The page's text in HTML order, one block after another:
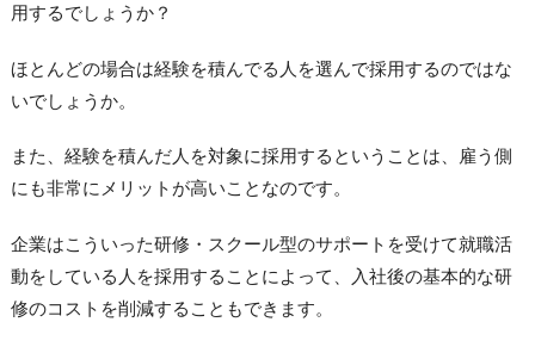
用するでしょうか？
ほとんどの場合は経験を積んでる人を選んで採用するのではな
いでしょうか。
また、経験を積んだ人を対象に採用するということは、雇う側
にも非常にメリットが高いことなのです。
企業はこういった研修・スクール型のサポートを受けて就職活
動をしている人を採用することによって、入社後の基本的な研
修のコストを削減することもできます。